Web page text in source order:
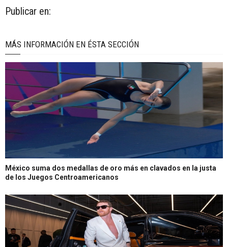
Publicar en:
MÁS INFORMACIÓN EN ÉSTA SECCIÓN
México suma dos medallas de oro más en clavados en la justa
de los Juegos Centroamericanos